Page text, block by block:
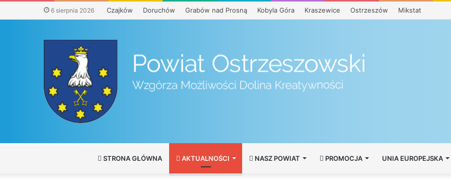
6 sierpnia 2026 Czajków Doruchów Grabów nad Prosną Kobyla Góra Kraszewice Ostrzeszów Mikstat
STRONA GŁÓWNA AKTUALNOŚCI NASZ POWIAT PROMOCJA UNIA EUROPEJSKA